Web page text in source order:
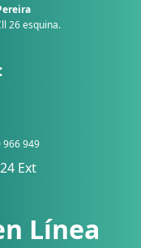
26 esquina.
966 949
Ext
Línea